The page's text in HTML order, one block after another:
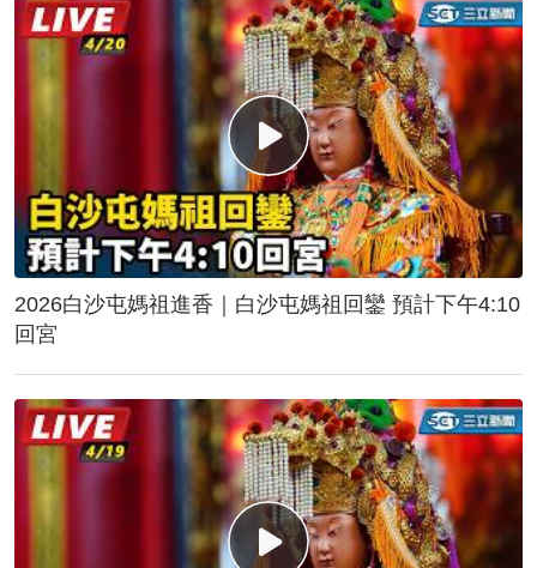
2026白沙屯媽祖進香｜白沙屯媽祖回鑾 預計下午4:10
回宮